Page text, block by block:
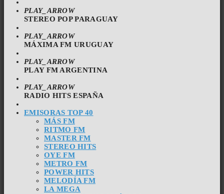
PLAY_ARROW
STEREO POP PARAGUAY
PLAY_ARROW
MÁXIMA FM URUGUAY
PLAY_ARROW
PLAY FM ARGENTINA
PLAY_ARROW
RADIO HITS ESPAÑA
EMISORAS TOP 40
MÁS FM
RITMO FM
MASTER FM
STEREO HITS
OYE FM
METRO FM
POWER HITS
MELODÍA FM
LA MEGA